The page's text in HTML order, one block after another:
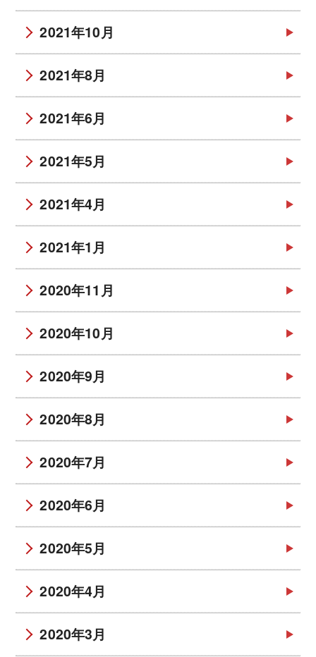
2021年10月
2021年8月
2021年6月
2021年5月
2021年4月
2021年1月
2020年11月
2020年10月
2020年9月
2020年8月
2020年7月
2020年6月
2020年5月
2020年4月
2020年3月